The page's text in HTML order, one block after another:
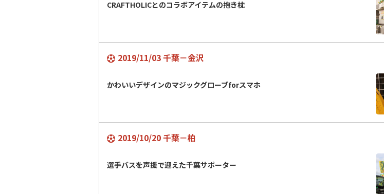
CRAFTHOLICとのコラボアイテムの抱き枕
2019/11/03 千葉－金沢
かわいいデザインのマジックグローブforスマホ
2019/10/20 千葉－柏
選手バスを声援で迎えた千葉サポーター